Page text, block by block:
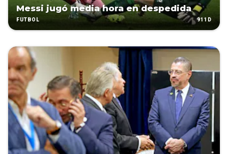
Messi jugó media hora en despedida
FÚTBOL 911D